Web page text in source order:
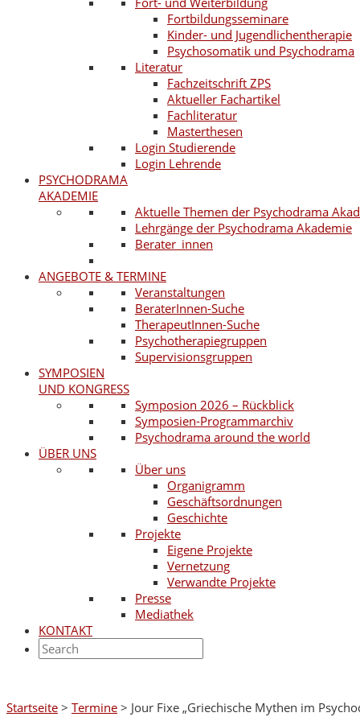
Fortbildungsseminare
Kinder- und Jugendlichentherapie
Psychosomatik und Psychodrama
Literatur
Fachzeitschrift ZPS
Aktueller Fachartikel
Fachliteratur
Masterthesen
Login Studierende
Login Lehrende
PSYCHODRAMA
AKADEMIE
Aktuelle Themen der Psychodrama
Lehrgänge der Psychodrama Akademie
Berater_innen
ANGEBOTE & TERMINE
Veranstaltungen
BeraterInnen-Suche
TherapeutInnen-Suche
Psychotherapiegruppen
Supervisionsgruppen
SYMPOSIEN
UND KONGRESS
Symposion 2026 – Rückblick
Symposien-Programmarchiv
Psychodrama around the world
ÜBER UNS
Über uns
Organigramm
Geschäftsordnungen
Geschichte
Projekte
Eigene Projekte
Vernetzung
Verwandte Projekte
Presse
Mediathek
KONTAKT
Startseite > Termine > Jour Fixe „Griechische Mythen im